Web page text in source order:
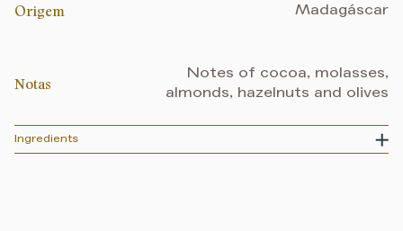
Origem Madagáscar
Notas
Notes of cocoa, molasses,
almonds, hazelnuts and olives
Ingredients